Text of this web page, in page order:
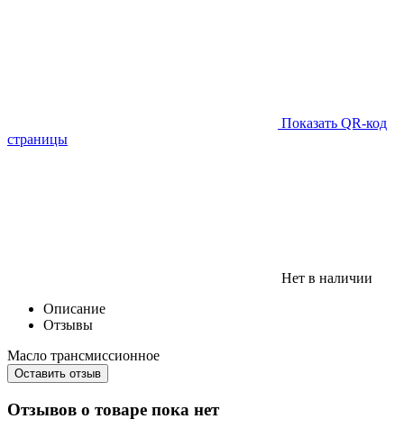
Показать QR-код
страницы
Нет в наличии
Описание
Отзывы
Масло трансмиссионное
Оставить отзыв
Отзывов о товаре пока нет